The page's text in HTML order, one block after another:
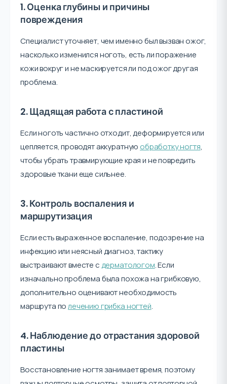
1. Оценка глубины и причины
повреждения
Специалист уточняет, чем именно был вызван ожог,
насколько изменился ноготь, есть ли поражение
кожи вокруг и не маскируется ли под ожог другая
проблема.
2. Щадящая работа с пластиной
Если ноготь частично отходит, деформируется или
цепляется, проводят аккуратную обработку ногтя,
чтобы убрать травмирующие края и не повредить
здоровые ткани еще сильнее.
3. Контроль воспаления и
маршрутизация
Если есть выраженное воспаление, подозрение на
инфекцию или неясный диагноз, тактику
выстраивают вместе сдерматологом. Если
изначально проблема была похожа на грибковую,
дополнительно оценивают необходимость
маршрута полечению грибка ногтей.
4. Наблюдение до отрастания здоровой
пластины
Восстановление ногтя занимает время, поэтому